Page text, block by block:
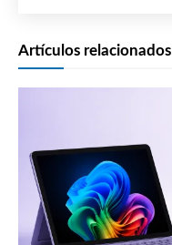
Artículos relacionados